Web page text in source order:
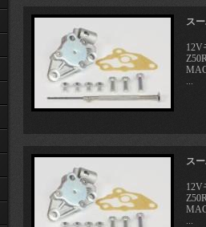
ス
12V
...
ス
12V
...